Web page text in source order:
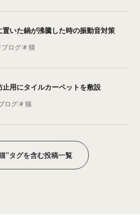
置いた鍋が沸騰した時の振動音対策
ブログ 猫
止用にタイルカーペットを敷設
ログ 猫
”タグを含む投稿一覧